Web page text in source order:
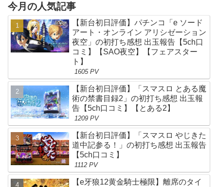
今月の人気記事
【新台初日評価】パチンコ「e ソード
アート・オンライン アリシゼーション
夜空」の初打ち感想 出玉報告【5ch口
コミ】【SAO夜空】【フェアスター
ト】
1605 PV
【新台初日評価】「スマスロ とある魔
術の禁書目録2」の初打ち感想 出玉報
告【5ch口コミ】【とある2】
1209 PV
【新台初日評価】「スマスロ やじきた
道中記参る！」の初打ち感想 出玉報告
【5ch口コミ】
1112 PV
【e牙狼12黄金騎士極限】離席のタイ